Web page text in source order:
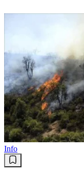
Info